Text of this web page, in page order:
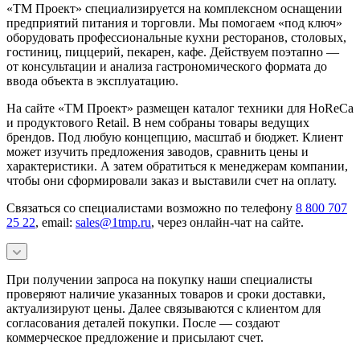
«ТМ Проект» специализируется на комплексном оснащении
предприятий питания и торговли. Мы помогаем «под ключ»
оборудовать профессиональные кухни ресторанов, столовых,
гостиниц, пиццерий, пекарен, кафе. Действуем поэтапно —
от консультации и анализа гастрономического формата до
ввода объекта в эксплуатацию.
На сайте «ТМ Проект» размещен каталог техники для HoReCa
и продуктового Retail. В нем собраны товары ведущих
брендов. Под любую концепцию, масштаб и бюджет. Клиент
может изучить предложения заводов, сравнить цены и
характеристики. А затем обратиться к менеджерам компании,
чтобы они сформировали заказ и выставили счет на оплату.
Связаться со специалистами возможно по телефону 8 800 707
25 22, email: sales@1tmp.ru, через онлайн-чат на сайте.
При получении запроса на покупку наши специалисты
проверяют наличие указанных товаров и сроки доставки,
актуализируют цены. Далее связываются с клиентом для
согласования деталей покупки. После — создают
коммерческое предложение и присылают счет.